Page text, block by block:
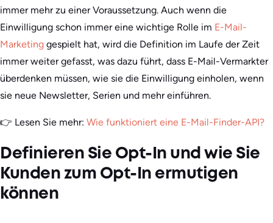
immer mehr zu einer Voraussetzung. Auch wenn die
Einwilligung schon immer eine wichtige Rolle im E-Mail-
Marketing gespielt hat, wird die Definition im Laufe der Zeit
immer weiter gefasst, was dazu führt, dass E-Mail-Vermarkter
überdenken müssen, wie sie die Einwilligung einholen, wenn
sie neue Newsletter, Serien und mehr einführen.
👉 Lesen Sie mehr: Wie funktioniert eine E-Mail-Finder-API?
Definieren Sie Opt-In und wie Sie
Kunden zum Opt-In ermutigen
können